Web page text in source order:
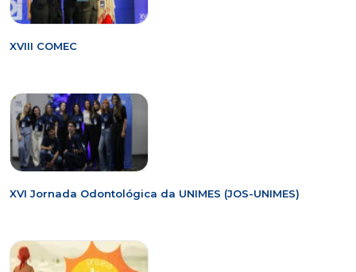
XVIII COMEC
XVI Jornada Odontológica da UNIMES (JOS-UNIMES)